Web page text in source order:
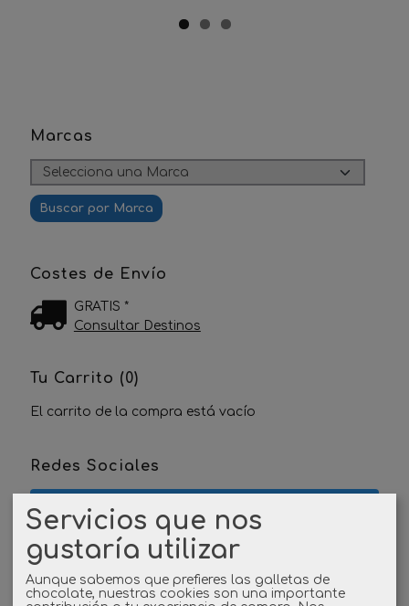
Marcas
Costes de Envío
GRATIS *
Consultar Destinos
Tu Carrito (0)
El carrito de la compra está vacío
Redes Sociales
Twitter
Linkedin
Instagram
Servicios que nos
gustaría utilizar
Aunque sabemos que prefieres las galletas de
chocolate, nuestras cookies son una importante